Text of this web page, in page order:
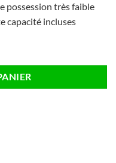
possession très faible
capacité incluses